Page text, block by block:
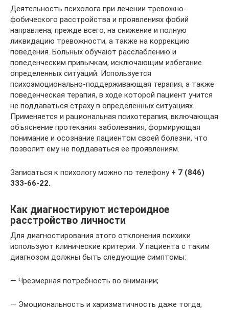
Деятельность психолога при лечении тревожно-
фобического расстройства и проявлениях фобий
направлена, прежде всего, на снижение и полную
ликвидацию тревожности, а также на коррекцию
поведения. Больных обучают расслаблению и
поведенческим привычкам, исключающим избегание
определенных ситуаций. Используется
психоэмоционально-поддерживающая терапия, а также
поведенческая терапия, в ходе которой пациент учится
не поддаваться страху в определенных ситуациях.
Применяется и рациональная психотерапия, включающая
объяснение протекания заболевания, формирующая
понимание и осознание пациентом своей болезни, что
позволит ему не поддаваться ее проявлениям.
Записаться к психологу можно по телефону + 7 (846)
333-66-22.
Как диагностируют истероидное
расстройство личности
Для диагностирования этого отклонения психики
используют клинические критерии. У пациента с таким
диагнозом должны быть следующие симптомы:
— Чрезмерная потребность во внимании;
— Эмоциональность и харизматичность даже тогда,